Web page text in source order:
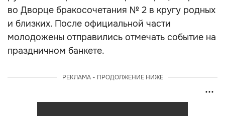
во Дворце бракосочетания № 2 в кругу родных
и близких. После официальной части
молодожены отправились отмечать событие на
праздничном банкете.
РЕКЛАМА - ПРОДОЛЖЕНИЕ НИЖЕ